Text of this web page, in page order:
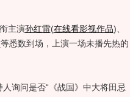
主演孙红雷(在线看影视作品)
等悉数到场，上演一场未播先热的
询问是否“《战国》中大将田忌